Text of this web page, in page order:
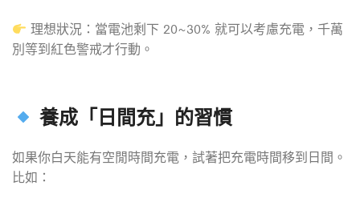
理想狀況：當電池剩下 20~30% 就可以考慮充電，千萬
別等到紅色警戒才行動。
養成「日間充」的習慣
如果你白天能有空閒時間充電，試著把充電時間移到日間。
比如：